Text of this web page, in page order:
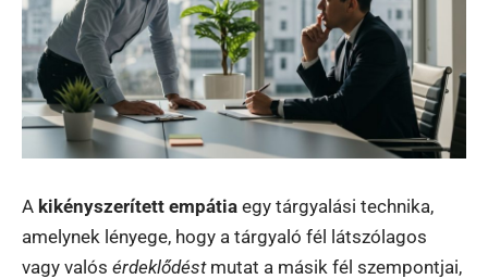
A kikényszerített empátia egy tárgyalási technika,
amelynek lényege, hogy a tárgyaló fél látszólagos
vagy valós érdeklődéstmutat a másik fél szempontjai,